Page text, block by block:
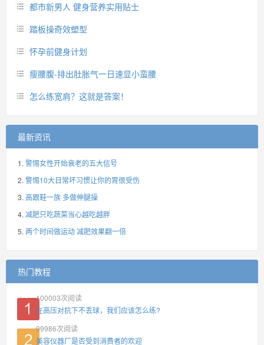
都市新男人 健身营养实用贴士
踏板操奇效塑型
怀孕前健身计划
瘦腰腹-排出肚胀气一日速显小蛮腰
怎么练宽肩？这就是答案！
最新资讯
警惕女性开始衰老的五大信号
警惕10大日常坏习惯让你的胃很受伤
高跟鞋一族 多做伸腿操
减肥只吃蔬菜当心越吃越胖
两个时间做运动 减肥效果翻一倍
热门教程
100003次阅读
在高压对抗下不丢球，我们应该怎么练?
99986次阅读
美容仪器厂是否受到消费者的欢迎